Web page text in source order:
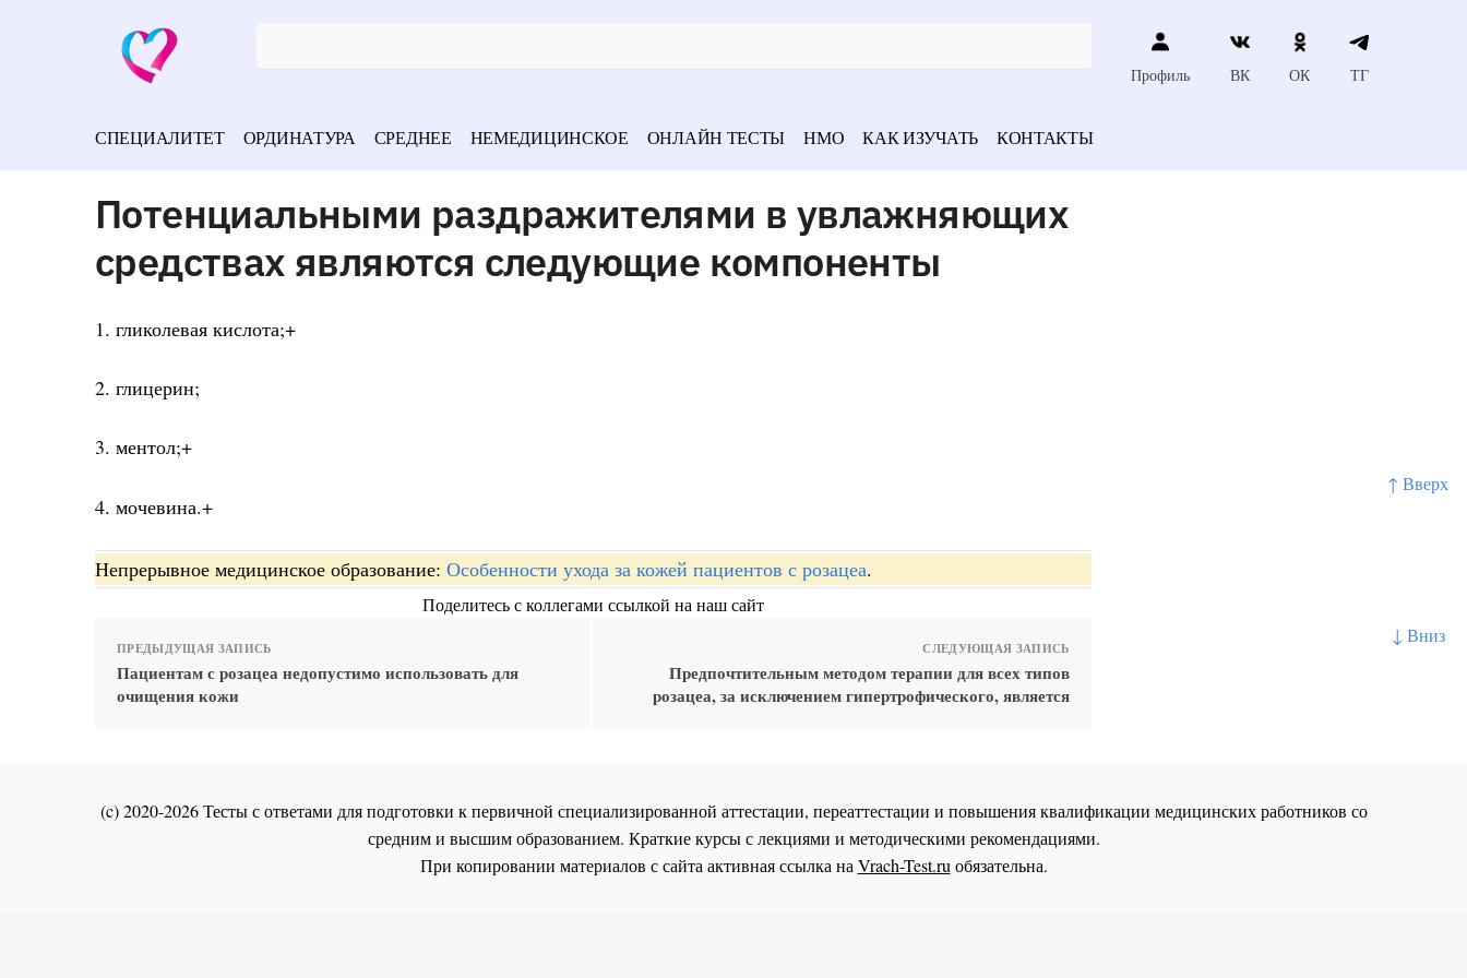
↑ Вверх
↓ Вниз
Профиль ВК ОК ТГ
СПЕЦИАЛИТЕТ ОРДИНАТУРА СРЕДНЕЕ НЕМЕДИЦИНСКОЕ ОНЛАЙН ТЕСТЫ НМО КАК ИЗУЧАТЬ КОНТАКТЫ
Потенциальными раздражителями в увлажняющих
средствах являются следующие компоненты
1. гликолевая кислота;+
2. глицерин;
3. ментол;+
4. мочевина.+
Непрерывное медицинское образование: Особенности ухода за кожей пациентов с розацеа.
Поделитесь с коллегами ссылкой на наш сайт
ПРЕДЫДУЩАЯ ЗАПИСЬ
Пациентам с розацеа недопустимо использовать для
очищения кожи
СЛЕДУЮЩАЯ ЗАПИСЬ
Предпочтительным методом терапии для всех типов
розацеа, за исключением гипертрофического, является
(c) 2020-2026 Тесты с ответами для подготовки к первичной специализированной аттестации, переаттестации и повышения квалификации медицинских работников со
средним и высшим образованием. Краткие курсы с лекциями и методическими рекомендациями.
При копировании материалов с сайта активная ссылка наVrach-Test.ruобязательна.